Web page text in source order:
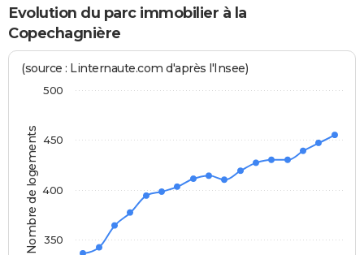
Evolution du parc immobilier à la
Copechagnière
Nombre de logements
(source : Linternaute.com d'après l'Insee)
350
400
450
500